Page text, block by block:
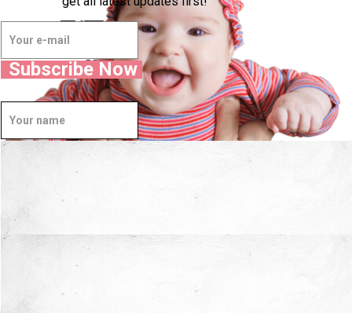
बस अपना विवरण दर्ज करें और
सभी नवीनतम अपडेट प्राप्त करें!
धन्यवादमां!
अब मैं हाथों में हूँ।
Subscribe Now